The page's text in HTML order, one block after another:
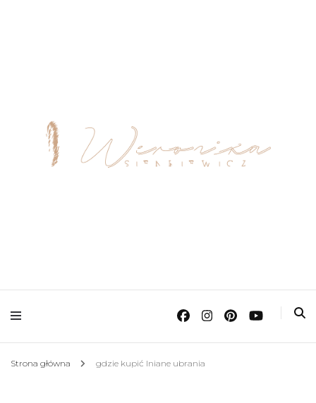
Strona główna gdzie kupić lniane ubrania